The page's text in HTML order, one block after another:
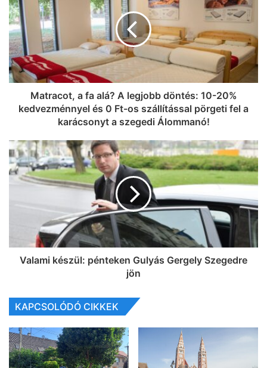
Matracot, a fa alá? A legjobb döntés: 10-20%
kedvezménnyel és 0 Ft-os szállítással pörgeti fel a
karácsonyt a szegedi Álommanó!
Valami készül: pénteken Gulyás Gergely Szegedre
jön
KAPCSOLÓDÓ CIKKEK